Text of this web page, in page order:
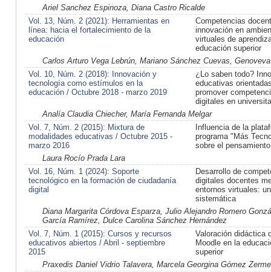
Ariel Sanchez Espinoza, Diana Castro Ricalde
Vol. 13, Núm. 2 (2021): Herramientas en
línea: hacia el fortalecimiento de la
educación
Competencias
innovación en
virtuales de
educación superior
Carlos Arturo Vega Lebrún, Mariano Sánchez Cuevas,
Vol. 10, Núm. 2 (2018): Innovación y
tecnología como estímulos en la
educación / Octubre 2018 - marzo 2019
¿Lo saben todo?
educativas
promover
digitales en
Analía Claudia Chiecher, María Fernanda Melgar
Vol. 7, Núm. 2 (2015): Mixtura de
modalidades educativas / Octubre 2015 -
marzo 2016
Influencia de la
programa "Más
sobre el
Laura Rocío Prada Lara
Vol. 16, Núm. 1 (2024): Soporte
tecnológico en la formación de ciudadanía
digital
Desarrollo de
digitales docentes
entornos virtuales:
sistemática
Diana Margarita Córdova Esparza, Julio Alejandro Romero
García Ramírez, Dulce Carolina Sánchez Hernández
Vol. 7, Núm. 1 (2015): Cursos y recursos
educativos abiertos / Abril - septiembre
2015
Valoración didáctica
Moodle en la
superior
Praxedis Daniel Vidrio Talavera, Marcela Georgina Gómez